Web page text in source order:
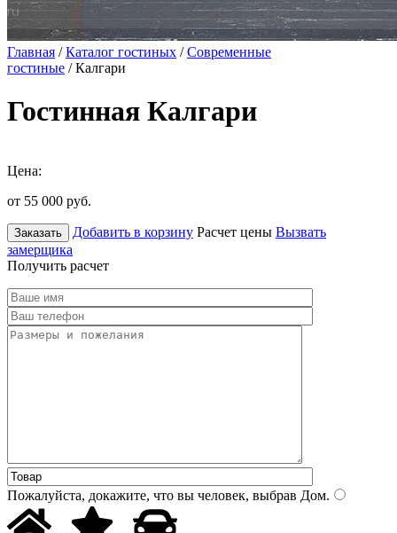
Главная /Каталог гостиных /Современные
гостиные / Калгари
Гостинная Калгари
Цена:
от 55 000 руб.
Заказать Добавить в корзину Расчет цены Вызвать
замерщика
Получить расчет
Пожалуйста, докажите, что вы человек, выбрав Дом.